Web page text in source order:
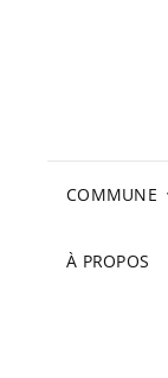
COMMUNE
À PROPOS